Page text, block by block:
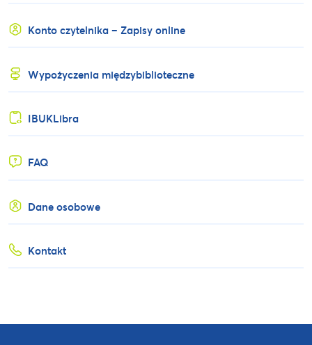
Konto czytelnika – Zapisy online
Wypożyczenia międzybiblioteczne
IBUKLibra
FAQ
Dane osobowe
Kontakt